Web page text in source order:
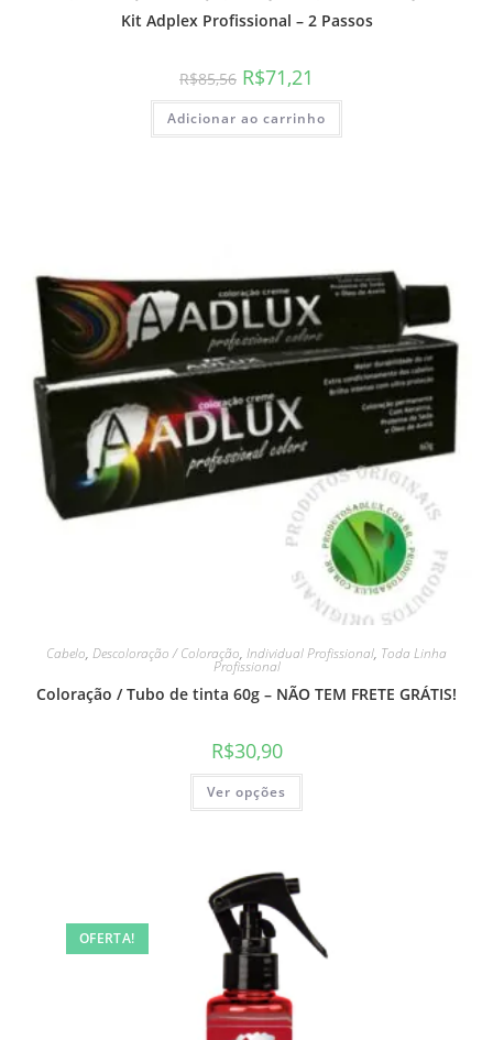
Kit Adplex Profissional – 2 Passos
R$85,56 R$71,21
Adicionar ao carrinho
Cabelo, Descoloração / Coloração, Individual Profissional, Toda Linha
Profissional
Coloração / Tubo de tinta 60g – NÃO TEM FRETE GRÁTIS!
R$30,90
Ver opções
OFERTA!